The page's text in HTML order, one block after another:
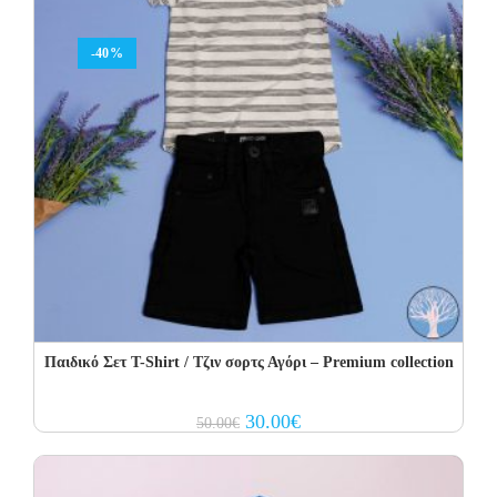
-40%
Παιδικό Σετ T-Shirt / Τζιν σορτς Αγόρι – Premium collection
50.00€ Original
price
30.00€Current
price